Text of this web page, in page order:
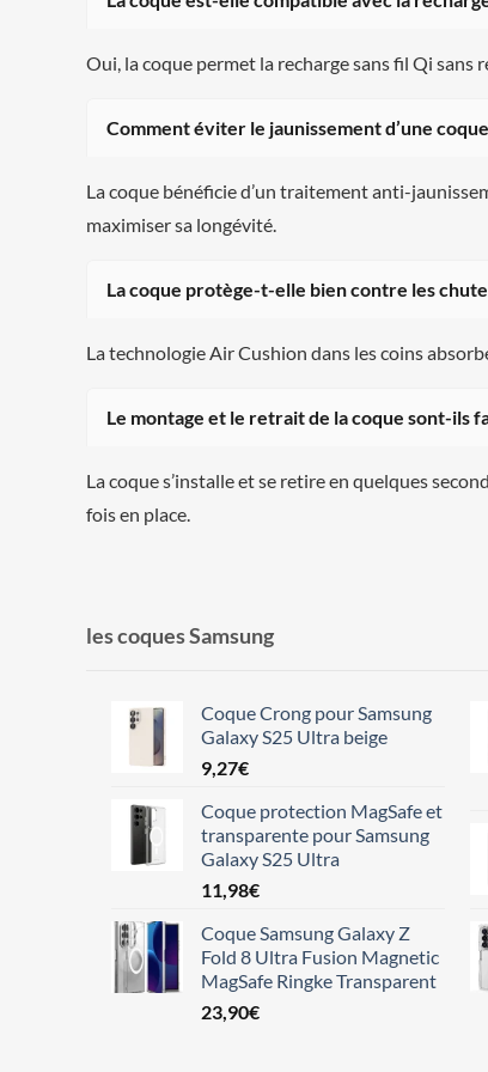
Oui, la coque permet la recharge sans fil Qi sans
Comment éviter le jaunissement d’une
La coque bénéficie d’un traitement anti-
maximiser sa longévité.
La coque protège-t-elle bien contre les
La technologie Air Cushion dans les coins
Le montage et le retrait de la coque sont-ils
La coque s’installe et se retire en quelques
fois en place.
les coques Samsung
Coque Crong pour Samsung
Galaxy S25 Ultra beige
9,27€
Coque protection MagSafe et
transparente pour Samsung
Galaxy S25 Ultra
11,98€
Coque Samsung Galaxy Z
Fold 8 Ultra Fusion Magnetic
MagSafe Ringke Transparent
23,90€